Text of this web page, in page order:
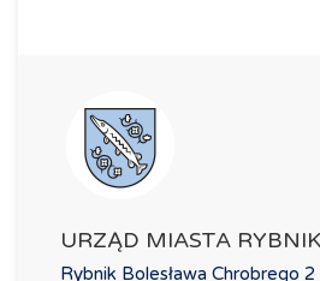
URZĄD MIASTA
Rybnik Bolesława Chrobrego 2